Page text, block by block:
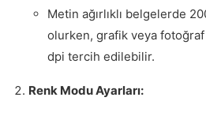
Metin ağırlıklı belgelerde
olurken, grafik veya
dpi tercih edilebilir.
Renk Modu Ayarları: